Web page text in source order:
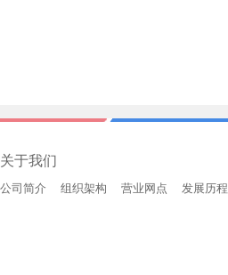
关于我们
公司简介 组织架构 营业网点 发展历程